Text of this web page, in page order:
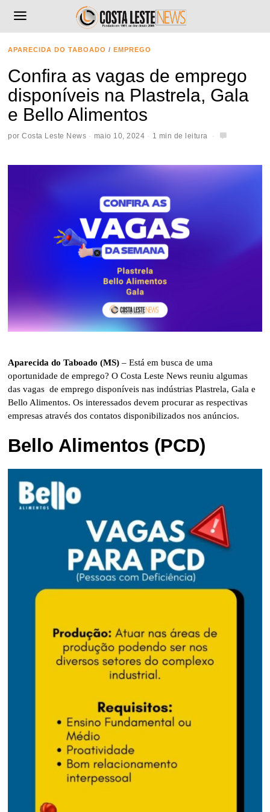
APARECIDA DO TABOADO / EMPREGO
Confira as vagas de emprego
disponíveis na Plastrela, Gala
e Bello Alimentos
porCosta Leste News maio 10, 2024 1 min de leitura
Aparecida do Taboado (MS) – Está em busca de uma
oportunidade de emprego? O Costa Leste News reuniu algumas
das vagas de emprego disponíveis nas indústrias Plastrela, Gala e
Bello Alimentos. Os interessados devem procurar as respectivas
empresas através dos contatos disponibilizados nos anúncios.
Bello Alimentos (PCD)